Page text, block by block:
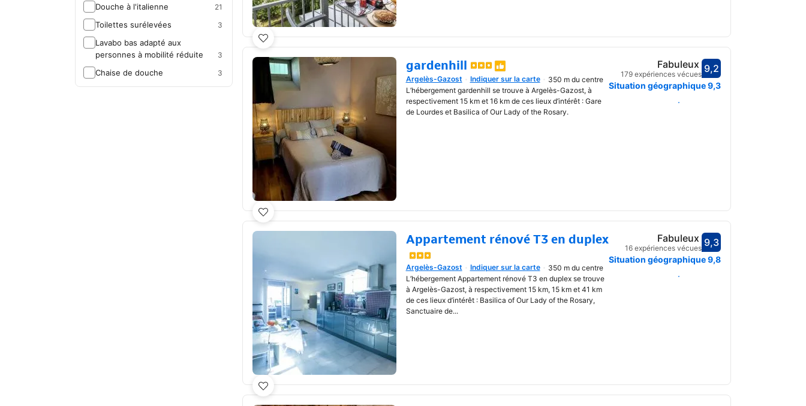
Douche à l'italienne 21
Toilettes surélevées 3
Lavabo bas adapté aux
personnes à mobilité réduite
3
Chaise de douche 3 gardenhill
Une nouvelle fenêtre va s'ouvrir
Argelès-Gazost Indiquer sur la carte
350 m du centre
L’hébergement gardenhill se trouve à Argelès-Gazost, à
respectivement 15 km et 16 km de ces lieux d’intérêt : Gare
de Lourdes et Basilica of Our Lady of the Rosary.
Avec une note de 9,2
9,2
Fabuleux
179 expériences vécues
Situation géographique9,3
Choisir des dates
Appartement rénové T3 en duplex
Une nouvelle fenêtre va s'ouvrir
Argelès-Gazost Indiquer sur la carte
350 m du centre
L’hébergement Appartement rénové T3 en duplex se trouve
à Argelès-Gazost, à respectivement 15 km, 15 km et 41 km
de ces lieux d’intérêt : Basilica of Our Lady of the Rosary,
Sanctuaire de...
Avec une note de 9,3
9,3
Fabuleux
16 expériences vécues
Situation géographique9,8
Choisir des dates